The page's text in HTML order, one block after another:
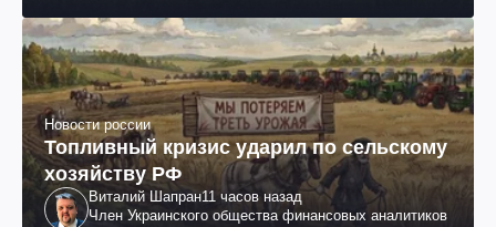
Новости россии
Топливный кризис ударил по сельскому
хозяйству РФ
Виталий Шапран11 часов назад
Член Украинского общества финансовых аналитиков